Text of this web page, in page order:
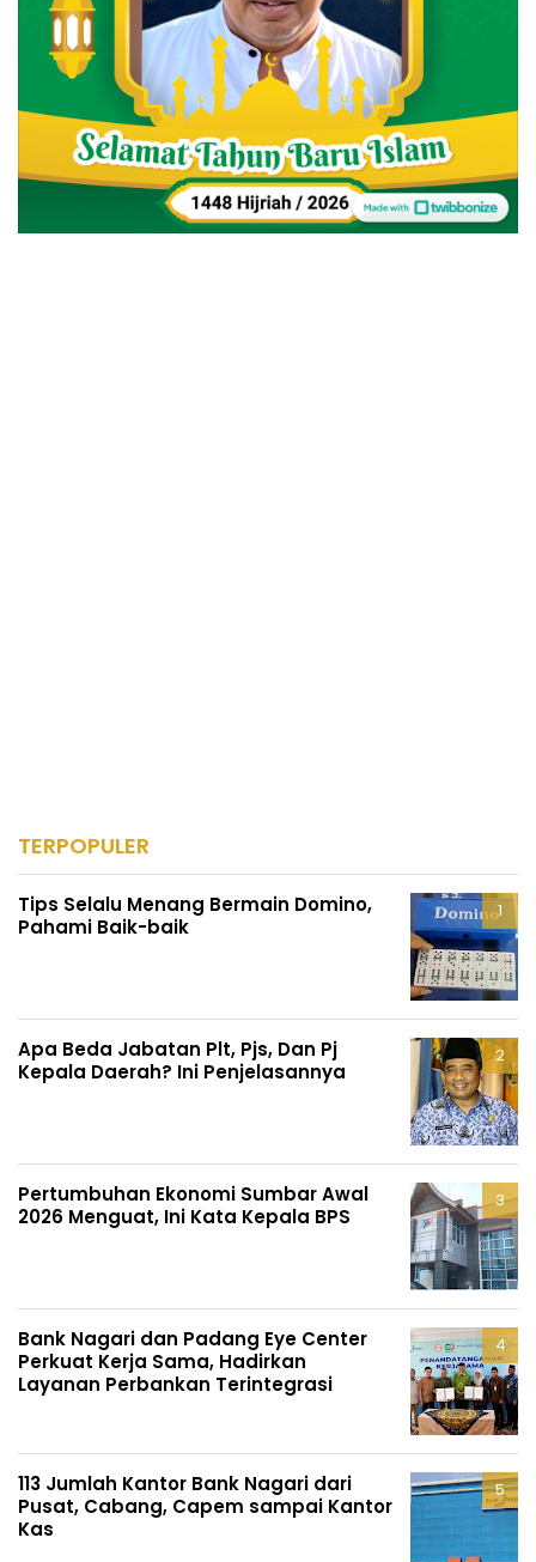
TERPOPULER
Tips Selalu Menang Bermain Domino,
Pahami Baik-baik
Apa Beda Jabatan Plt, Pjs, Dan Pj
Kepala Daerah? Ini Penjelasannya
Pertumbuhan Ekonomi Sumbar Awal
2026 Menguat, Ini Kata Kepala BPS
Bank Nagari dan Padang Eye Center
Perkuat Kerja Sama, Hadirkan
Layanan Perbankan Terintegrasi
113 Jumlah Kantor Bank Nagari dari
Pusat, Cabang, Capem sampai Kantor
Kas